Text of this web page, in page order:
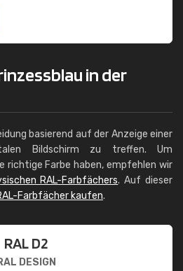
in der
basierend auf der Anzeige einer
Bildschirm zu treffen. Um
richtige Farbe haben, empfehlen wir
RAL-Farbfächers. Auf dieser
Farbfächer kaufen.
RAL D2
DESIGN